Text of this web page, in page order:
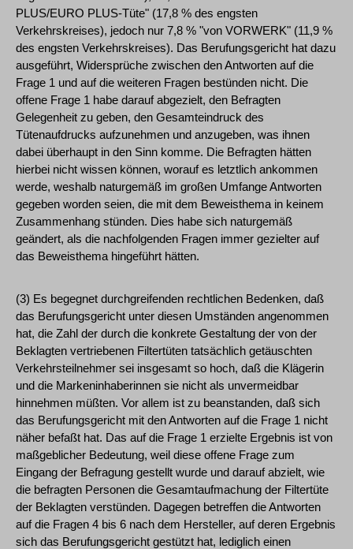
PLUS/EURO PLUS-Tüte" (17,8 % des engsten
Verkehrskreises), jedoch nur 7,8 % "von VORWERK" (11,9 %
des engsten Verkehrskreises). Das Berufungsgericht hat dazu
ausgeführt, Widersprüche zwischen den Antworten auf die
Frage 1 und auf die weiteren Fragen bestünden nicht. Die
offene Frage 1 habe darauf abgezielt, den Befragten
Gelegenheit zu geben, den Gesamteindruck des
Tütenaufdrucks aufzunehmen und anzugeben, was ihnen
dabei überhaupt in den Sinn komme. Die Befragten hätten
hierbei nicht wissen können, worauf es letztlich ankommen
werde, weshalb naturgemäß im großen Umfange Antworten
gegeben worden seien, die mit dem Beweisthema in keinem
Zusammenhang stünden. Dies habe sich naturgemäß
geändert, als die nachfolgenden Fragen immer gezielter auf
das Beweisthema hingeführt hätten.
(3) Es begegnet durchgreifenden rechtlichen Bedenken, daß
das Berufungsgericht unter diesen Umständen angenommen
hat, die Zahl der durch die konkrete Gestaltung der von der
Beklagten vertriebenen Filtertüten tatsächlich getäuschten
Verkehrsteilnehmer sei insgesamt so hoch, daß die Klägerin
und die Markeninhaberinnen sie nicht als unvermeidbar
hinnehmen müßten. Vor allem ist zu beanstanden, daß sich
das Berufungsgericht mit den Antworten auf die Frage 1 nicht
näher befaßt hat. Das auf die Frage 1 erzielte Ergebnis ist von
maßgeblicher Bedeutung, weil diese offene Frage zum
Eingang der Befragung gestellt wurde und darauf abzielt, wie
die befragten Personen die Gesamtaufmachung der Filtertüte
der Beklagten verstünden. Dagegen betreffen die Antworten
auf die Fragen 4 bis 6 nach dem Hersteller, auf deren Ergebnis
sich das Berufungsgericht gestützt hat, lediglich einen